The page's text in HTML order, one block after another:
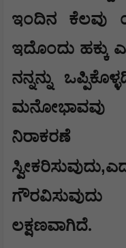
ಇಂದಿನ ಕೆಲವು
ಇದೊಂದು ಹಕ್ಕು
ನನ್ನನ್ನು
ಮನೋಭಾವವು
ನಿರಾಕರಣೆ
ಸ್ವೀಕರಿಸುವುದು,
ಲಕ್ಷಣವಾಗಿದೆ.